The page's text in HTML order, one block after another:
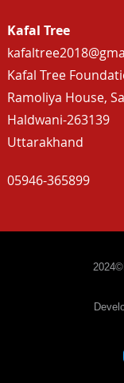
Kafal Tree
Kafal Tree
Ramoliya House,
Haldwani-263139
Uttarakhand
05946-365899